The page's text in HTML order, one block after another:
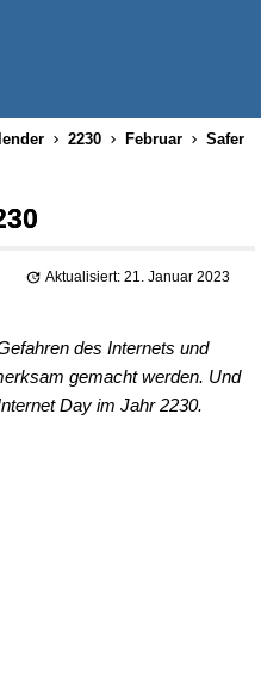
2230 Februar
Safer
Aktualisiert: 21. Januar 2023
des Internets und
gemacht werden. Und
Day im Jahr 2230.